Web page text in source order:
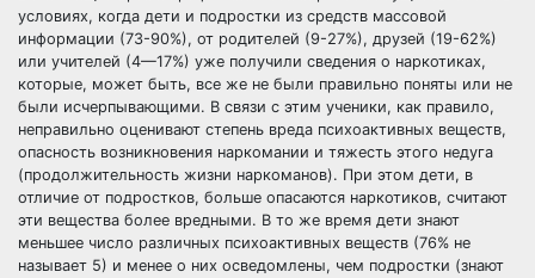
условиях, когда дети и подростки из средств массовой
информации (73-90%), от родителей (9-27%), друзей (19-62%)
или учителей (4—17%) уже получили сведения о наркотиках,
которые, может быть, все же не были правильно поняты или не
были исчерпывающими. В связи с этим ученики, как правило,
неправильно оценивают степень вреда психоактивных веществ,
опасность возникновения наркомании и тяжесть этого недуга
(продолжительность жизни наркоманов). При этом дети, в
отличие от подростков, больше опасаются наркотиков, считают
эти вещества более вредными. В то же время дети знают
меньшее число различных психоактивных веществ (76% не
называет 5) и менее о них осведомлены, чем подростки (знают